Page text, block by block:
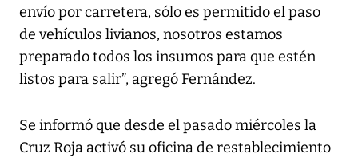
envío por carretera, sólo es permitido el paso
de vehículos livianos, nosotros estamos
preparado todos los insumos para que estén
listos para salir”, agregó Fernández.
Se informó que desde el pasado miércoles la
Cruz Roja activó su oficina de restablecimiento